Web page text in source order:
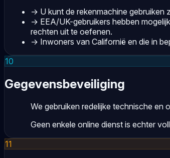
→ U kunt de rekenmachine
→ EEA/UK-gebruikers hebben
rechten uit te oefenen.
→ Inwoners van Californië en die in
10
Gegevensbeveiliging
We gebruiken redelijke technische en
Geen enkele online dienst is echter
11